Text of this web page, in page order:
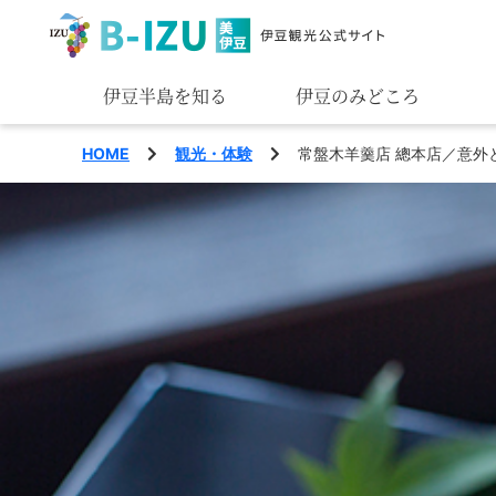
伊豆半島を知る 伊豆のみどころ
みる
HOME 観光・体験 常盤木羊羹店 總本店／意外